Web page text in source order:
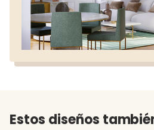
Estos diseños